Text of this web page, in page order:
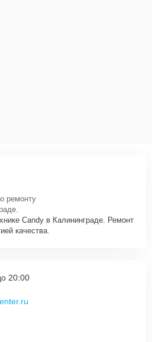
ремонту
Candy в Калининграде. Ремонт
качества.
20:00